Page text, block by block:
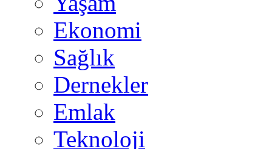
Ekonomi
Sağlık
Dernekler
Emlak
Teknoloji